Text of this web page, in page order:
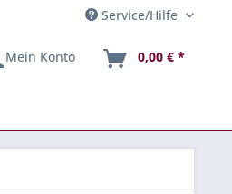
Service/Hilfe
Mein Konto 0,00 € *